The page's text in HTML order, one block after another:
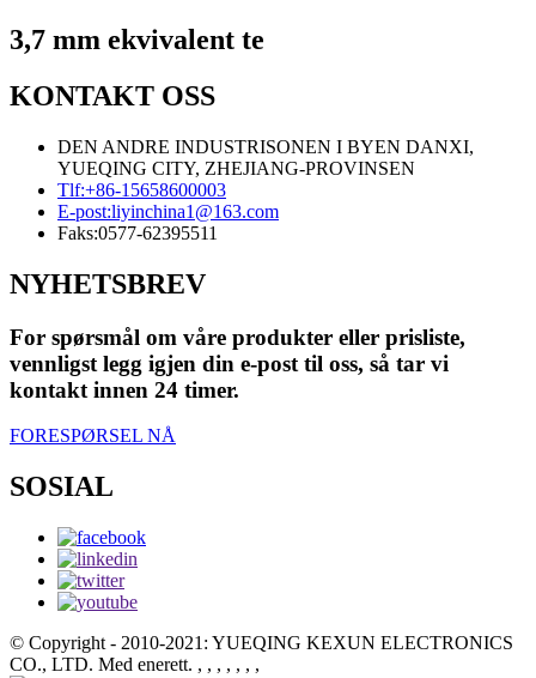
3,7 mm ekvivalent te
KONTAKT OSS
DEN ANDRE INDUSTRISONEN I BYEN DANXI,
YUEQING CITY, ZHEJIANG-PROVINSEN
Tlf:+86-15658600003
E-post:liyinchina1@163.com
Faks:0577-62395511
NYHETSBREV
For spørsmål om våre produkter eller prisliste,
vennligst legg igjen din e-post til oss, så tar vi
kontakt innen 24 timer.
FORESPØRSEL NÅ
SOSIAL
© Copyright - 2010-2021: YUEQING KEXUN ELECTRONICS
CO., LTD. Med enerett. , , , , , , ,